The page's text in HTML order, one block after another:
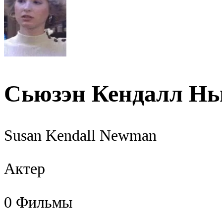
Сьюзэн Кендалл
Susan Kendall Newman
Актер
0 Фильмы